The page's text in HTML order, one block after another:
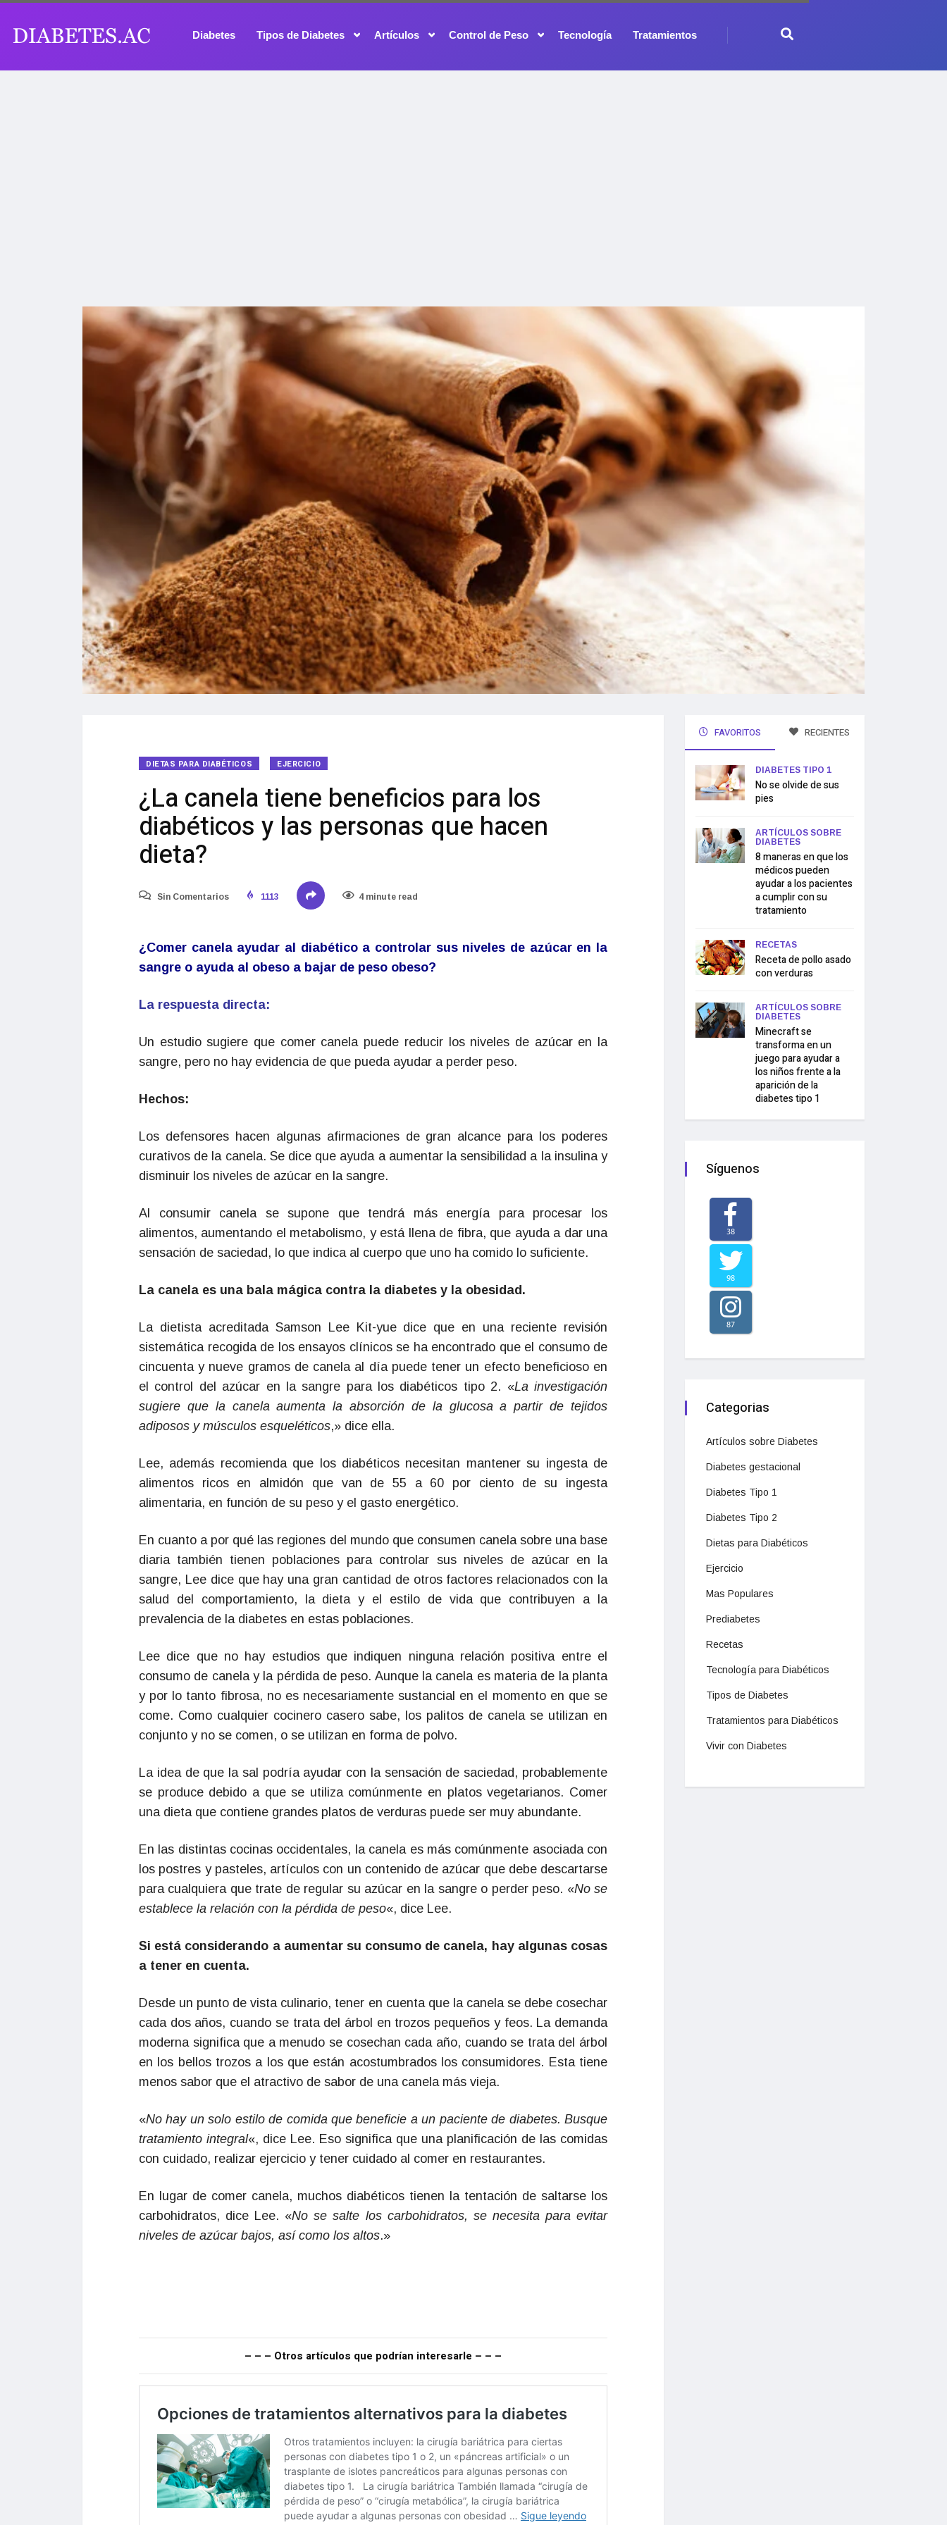
Diabetes Tipos de Diabetes Artículos Control de Peso Tecnología Tratamientos
DIETAS PARA DIABÉTICOS EJERCICIO
¿La canela tiene beneficios para los
diabéticos y las personas que hacen
dieta?
Sin Comentarios 1113 4 minute read
¿Comer canela ayudar al diabético a controlar sus niveles de azúcar en la
sangre o ayuda al obeso a bajar de peso obeso?
La respuesta directa:
Un estudio sugiere que comer canela puede reducir los niveles de azúcar en la
sangre, pero no hay evidencia de que pueda ayudar a perder peso.
Hechos:
Los defensores hacen algunas afirmaciones de gran alcance para los poderes
curativos de la canela. Se dice que ayuda a aumentar la sensibilidad a la insulina y
disminuir los niveles de azúcar en la sangre.
Al consumir canela se supone que tendrá más energía para procesar los
alimentos, aumentando el metabolismo, y está llena de fibra, que ayuda a dar una
sensación de saciedad, lo que indica al cuerpo que uno ha comido lo suficiente.
La canela es una bala mágica contra la diabetes y la obesidad.
La dietista acreditada Samson Lee Kit-yue dice que en una reciente revisión
sistemática recogida de los ensayos clínicos se ha encontrado que el consumo de
cincuenta y nueve gramos de canela al día puede tener un efecto beneficioso en
el control del azúcar en la sangre para los diabéticos tipo 2. «La investigación
sugiere que la canela aumenta la absorción de la glucosa a partir de tejidos
adiposos y músculos esqueléticos,» dice ella.
Lee, además recomienda que los diabéticos necesitan mantener su ingesta de
alimentos ricos en almidón que van de 55 a 60 por ciento de su ingesta
alimentaria, en función de su peso y el gasto energético.
En cuanto a por qué las regiones del mundo que consumen canela sobre una base
diaria también tienen poblaciones para controlar sus niveles de azúcar en la
sangre, Lee dice que hay una gran cantidad de otros factores relacionados con la
salud del comportamiento, la dieta y el estilo de vida que contribuyen a la
prevalencia de la diabetes en estas poblaciones.
Lee dice que no hay estudios que indiquen ninguna relación positiva entre el
consumo de canela y la pérdida de peso. Aunque la canela es materia de la planta
y por lo tanto fibrosa, no es necesariamente sustancial en el momento en que se
come. Como cualquier cocinero casero sabe, los palitos de canela se utilizan en
conjunto y no se comen, o se utilizan en forma de polvo.
La idea de que la sal podría ayudar con la sensación de saciedad, probablemente
se produce debido a que se utiliza comúnmente en platos vegetarianos. Comer
una dieta que contiene grandes platos de verduras puede ser muy abundante.
En las distintas cocinas occidentales, la canela es más comúnmente asociada con
los postres y pasteles, artículos con un contenido de azúcar que debe descartarse
para cualquiera que trate de regular su azúcar en la sangre o perder peso. «No se
establece la relación con la pérdida de peso«, dice Lee.
Si está considerando a aumentar su consumo de canela, hay algunas cosas
a tener en cuenta.
Desde un punto de vista culinario, tener en cuenta que la canela se debe cosechar
cada dos años, cuando se trata del árbol en trozos pequeños y feos. La demanda
moderna significa que a menudo se cosechan cada año, cuando se trata del árbol
en los bellos trozos a los que están acostumbrados los consumidores. Esta tiene
menos sabor que el atractivo de sabor de una canela más vieja.
«No hay un solo estilo de comida que beneficie a un paciente de diabetes. Busque
tratamiento integral«, dice Lee. Eso significa que una planificación de las comidas
con cuidado, realizar ejercicio y tener cuidado al comer en restaurantes.
En lugar de comer canela, muchos diabéticos tienen la tentación de saltarse los
carbohidratos, dice Lee. «No se salte los carbohidratos, se necesita para evitar
niveles de azúcar bajos, así como los altos.»
– – – Otros artículos que podrían interesarle – – –
FAVORITOS RECIENTES
DIABETES TIPO 1
No se olvide de sus
pies
ARTÍCULOS SOBRE
DIABETES
8 maneras en que los
médicos pueden
ayudar a los pacientes
a cumplir con su
tratamiento
RECETAS
Receta de pollo asado
con verduras
ARTÍCULOS SOBRE
DIABETES
Minecraft se
transforma en un
juego para ayudar a
los niños frente a la
aparición de la
diabetes tipo 1
Síguenos
38
98
87
Categorias
Artículos sobre Diabetes
Diabetes gestacional
Diabetes Tipo 1
Diabetes Tipo 2
Dietas para Diabéticos
Ejercicio
Mas Populares
Prediabetes
Recetas
Tecnología para Diabéticos
Tipos de Diabetes
Tratamientos para Diabéticos
Vivir con Diabetes